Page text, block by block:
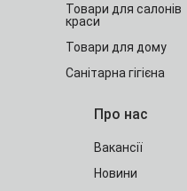
Товари для салонів
краси
Товари для дому
Санітарна гігієна
Про нас
Вакансії
Новини